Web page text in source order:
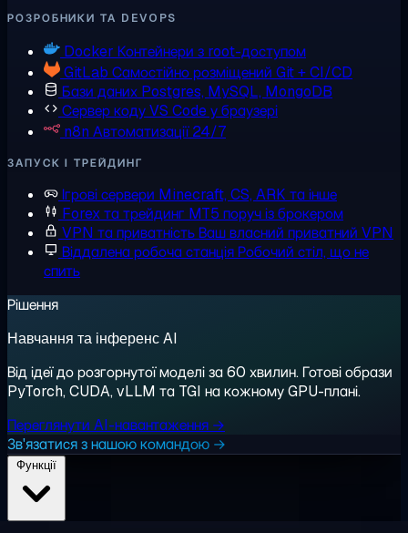
РОЗРОБНИКИ ТА DEVOPS
Docker Контейнери з root-доступом
GitLab Самостійно розміщений Git + CI/CD
Бази даних Postgres, MySQL, MongoDB
Сервер кодуVS Code у браузері
n8n Автоматизації 24/7
ЗАПУСК І ТРЕЙДИНГ
Ігрові сервери Minecraft, CS, ARK та інше
Forex та трейдинг MT5 поруч із брокером
VPN та приватністьВаш власний приватний VPN
Віддалена робоча станціяРобочий стіл, що не
спить
Рішення
Навчання та інференс AI
Від ідеї до розгорнутої моделі за 60 хвилин. Готові образи
PyTorch, CUDA, vLLM та TGI на кожному GPU-плані.
Переглянути AI-навантаження →
Зв'язатися з нашою командою →